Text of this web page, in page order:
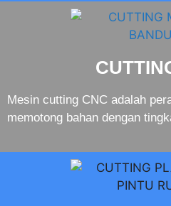
Mesin cutting CNC adalah
memotong bahan dengan